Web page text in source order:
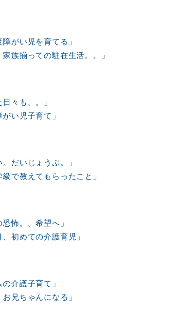
障がい児を育てる」
家族揃っての駐在生活。。」
日々も。。」
がい児子育て」
。だいじょうぶ。」
級で教えてもらったこと」
恐怖。。希望へ」
、初めての介護育児」
の介護子育て」
お兄ちゃんになる」